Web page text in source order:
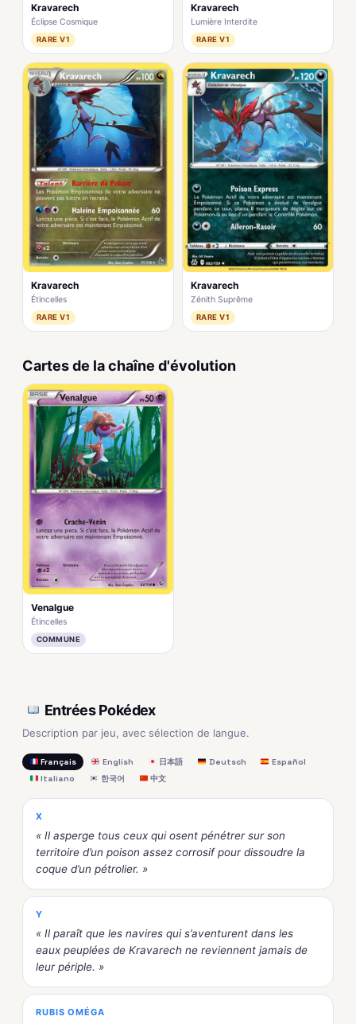
Kravarech
Éclipse Cosmique
RARE V1
Kravarech
Lumière Interdite
RARE V1
Kravarech
Étincelles
RARE V1
Kravarech
Zénith Suprême
RARE V1
Cartes de la chaîne d'évolution
Venalgue
Étincelles
COMMUNE
Entrées Pokédex
Description par jeu, avec sélection de langue.
Français English 日本語 Deutsch
Español
Italiano
한국어 中文
X
« Il asperge tous ceux qui osent pénétrer sur son
territoire d’un poison assez corrosif pour dissoudre la
coque d’un pétrolier. »
Y
« Il paraît que les navires qui s’aventurent dans les
eaux peuplées de Kravarech ne reviennent jamais de
leur périple. »
RUBIS OMÉGA